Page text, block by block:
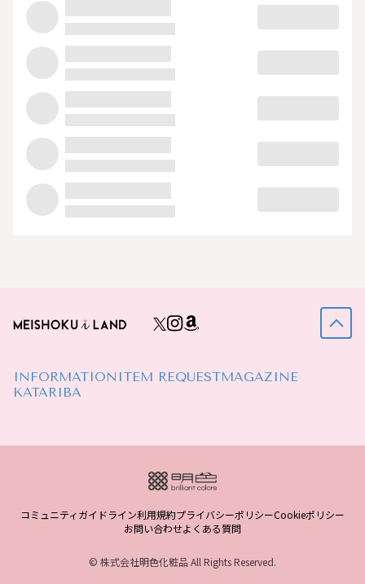
INFORMATION ITEM REQUESTMAGAZINE
KATARIBA
コミュニティガイドライン利用規約プライバシーポリシーCookieポリシー
お問い合わせよくある質問
© 株式会社明色化粧品 All Rights Reserved.